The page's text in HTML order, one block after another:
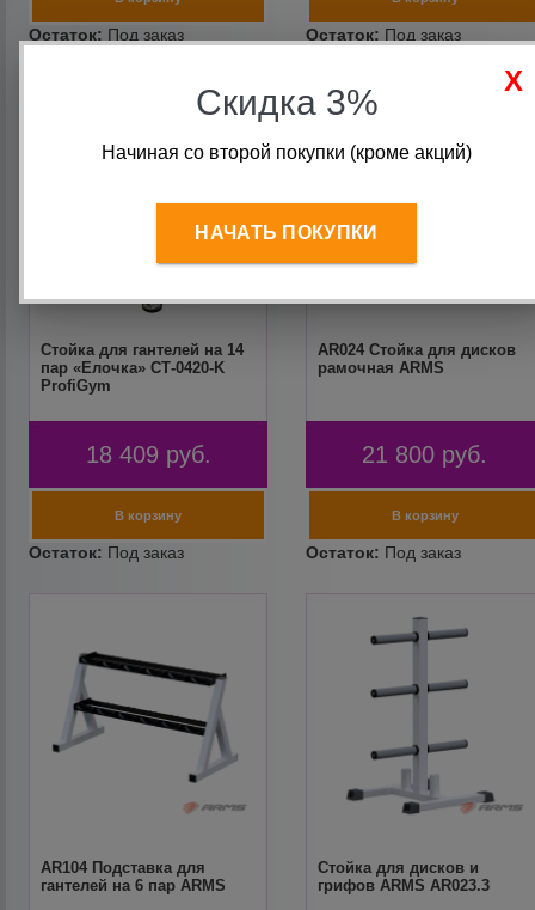
Стойка для гантелей на 14
пар «Елочка» СТ-0420-K
ProfiGym
18 409 руб.
AR024 Стойка для дисков
рамочная ARMS
21 800 руб.
AR104 Подставка для
гантелей на 6 пар ARMS
Стойка для дисков и
грифов ARMS AR023.3
Скидка 3%
Начиная со второй покупки (кроме акций)
НАЧАТЬ ПОКУПКИ